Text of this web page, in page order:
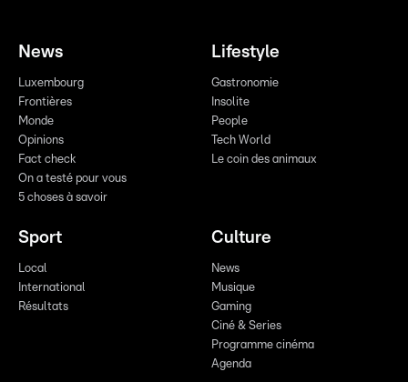
News
Luxembourg
Frontières
Monde
Opinions
Fact check
On a testé pour vous
5 choses à savoir
Lifestyle
Gastronomie
Insolite
People
Tech World
Le coin des animaux
Sport
Local
International
Résultats
Culture
News
Musique
Gaming
Ciné & Series
Programme cinéma
Agenda